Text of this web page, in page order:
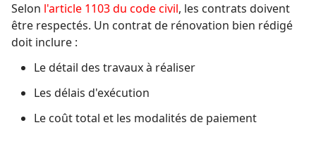
Selon l'article 1103 du code civil, les contrats doivent
être respectés. Un contrat de rénovation bien rédigé
doit inclure :
Le détail des travaux à réaliser
Les délais d'exécution
Le coût total et les modalités de paiement